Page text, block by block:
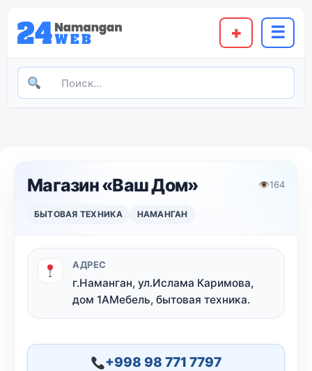
+ ☰
Магазин «Ваш Дом» 👁164
БЫТОВАЯ ТЕХНИКА НАМАНГАН
АДРЕС
г.Наманган, ул.Ислама Каримова,
дом 1АМебель, бытовая техника.
+998 98 771 7797